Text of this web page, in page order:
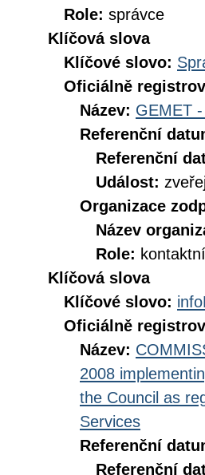
Role: správce
Klíčová slova
Klíčové slovo:
Oficiálně
Název: GEMET
Referenční
Referenční
Událost:
Organizace
Název
Role:
Klíčová slova
Klíčové slovo:
Oficiálně
Název:
2008
the Council as
Services
Referenční
Referenční